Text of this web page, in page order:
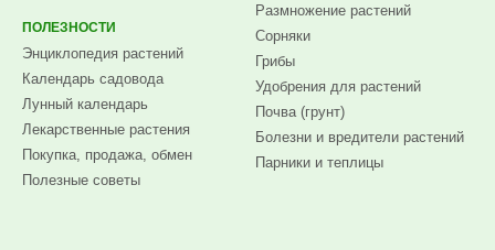
ПОЛЕЗНОСТИ
Энциклопедия растений
Календарь садовода
Лунный календарь
Лекарственные растения
Покупка, продажа, обмен
Полезные советы
Размножение растений
Сорняки
Грибы
Удобрения для растений
Почва (грунт)
Болезни и вредители растений
Парники и теплицы